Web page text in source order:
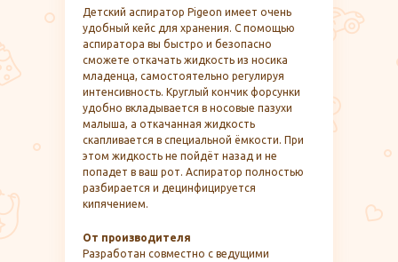
Детский аспиратор Pigeon имеет очень
удобный кейс для хранения. С помощью
аспиратора вы быстро и безопасно
сможете откачать жидкость из носика
младенца, самостоятельно регулируя
интенсивность. Круглый кончик форсунки
удобно вкладывается в носовые пазухи
малыша, а откачанная жидкость
скапливается в специальной ёмкости. При
этом жидкость не пойдёт назад и не
попадет в ваш рот. Аспиратор полностью
разбирается и децинфицируется
кипячением.
От производителя
Разработан совместно с ведущими